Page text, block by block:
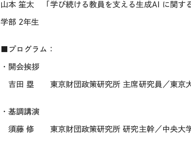
山本 笙太 「学び続ける教員を支える生成AI に関す
学部 2年生
■プログラム：
・開会挨拶
吉田 塁 東京財団政策研究所 主席研究員／東京大
・基調講演
須藤 修 東京財団政策研究所 研究主幹／中央大